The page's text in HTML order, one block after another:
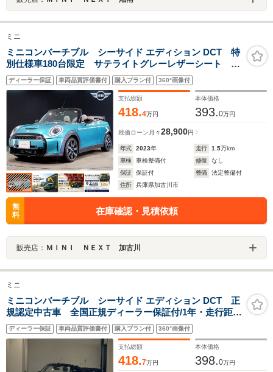
ミニ
ミニコンバーチブル シーサイド エディション DCT 特
別仕様車180台限定 サテライトグレーレザーシート ウ
ィンドディフレクター クルーズコントロール パーキ
ングアシスト 前後障害物センサー バックカメラ 純
正18AW ワイヤレス充電 AppleCarPlay
ディーラー保証 車両品質評価書付 購入プラン付 360°画像付
支払総額
418.4万円
本体価格
393.0万円
残価ローン 月々28,900円
年式 2023年 走行 1.5万km
車検
車検整備付 修復
なし
保証
保証付 整備
法定整備付
住所
兵庫県加古川市
無
料
在庫確認・見積依頼
販売店： ＭＩＮＩ ＮＥＸＴ 加古川
ミニ
ミニコンバーチブル シーサイド エディション DCT 正
規認定中古車 全国正規ディーラー保証付/1年・走行距離
無制限 シートヒーター アクティブクルーズコントロ
ール ワイヤレス充電 アイドリングストップ Apple
Carplay ワンオーナー バックカメラ
ディーラー保証 車両品質評価書付 購入プラン付 360°画像付
支払総額
418.7万円
本体価格
398.0万円